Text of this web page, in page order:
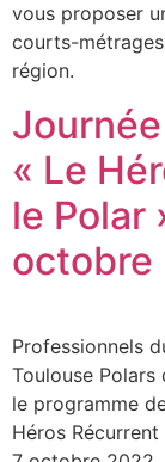
vous proposer
courts-
région.
« Le
le Polar
octobre
Professionnels
Toulouse Polars
le programme
Héros